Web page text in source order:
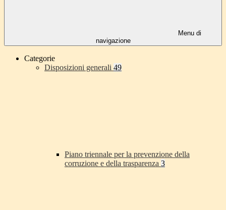
Menu di
navigazione
Categorie
Disposizioni generali 49
Piano triennale per la prevenzione della
corruzione e della trasparenza 3